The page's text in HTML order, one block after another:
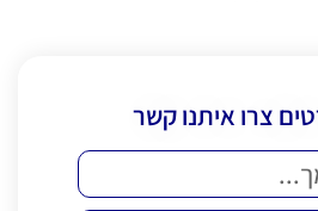
צרו איתנו קשר